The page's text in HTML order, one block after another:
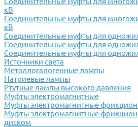
кВ
Соединительные муфты для
кВ
Соединительные муфты для
Соединительные муфты для
Соединительные муфты для
Источники света
Металлогалогенные лампы
Натриевые лампы
Ртутные лампы высокого давления
Муфты электромагнитные
Муфты электромагнитные
Муфты электромагнитные
диском